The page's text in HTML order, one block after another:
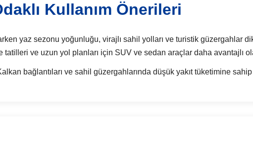
Kullanım Önerileri
yaz sezonu yoğunluğu, virajlı sahil yolları ve turistik güzergahlar
tatilleri ve uzun yol planları için SUV ve sedan araçlar daha avantajlı
bağlantıları ve sahil güzergahlarında düşük yakıt tüketimine